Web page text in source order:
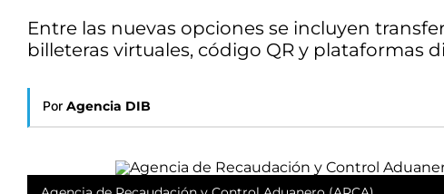
Entre las nuevas opciones se incluyen
billeteras virtuales, código QR y plataformas
Por Agencia DIB